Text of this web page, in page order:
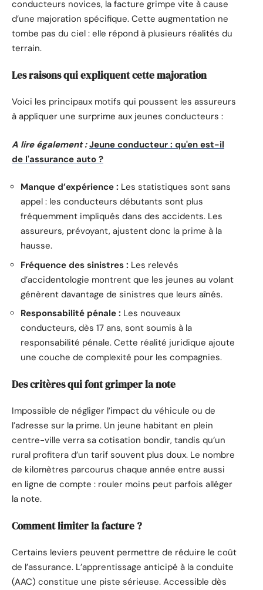
conducteurs novices, la facture grimpe vite à cause
d’une majoration spécifique. Cette augmentation ne
tombe pas du ciel : elle répond à plusieurs réalités du
terrain.
Les raisons qui expliquent cette majoration
Voici les principaux motifs qui poussent les assureurs
à appliquer une surprime aux jeunes conducteurs :
A lire également : Jeune conducteur : qu'en est-il
de l'assurance auto ?
Manque d’expérience : Les statistiques sont sans
appel : les conducteurs débutants sont plus
fréquemment impliqués dans des accidents. Les
assureurs, prévoyant, ajustent donc la prime à la
hausse.
Fréquence des sinistres : Les relevés
d’accidentologie montrent que les jeunes au volant
génèrent davantage de sinistres que leurs aînés.
Responsabilité pénale : Les nouveaux
conducteurs, dès 17 ans, sont soumis à la
responsabilité pénale. Cette réalité juridique ajoute
une couche de complexité pour les compagnies.
Des critères qui font grimper la note
Impossible de négliger l’impact du véhicule ou de
l’adresse sur la prime. Un jeune habitant en plein
centre-ville verra sa cotisation bondir, tandis qu’un
rural profitera d’un tarif souvent plus doux. Le nombre
de kilomètres parcourus chaque année entre aussi
en ligne de compte : rouler moins peut parfois alléger
la note.
Comment limiter la facture ?
Certains leviers peuvent permettre de réduire le coût
de l’assurance. L’apprentissage anticipé à la conduite
(AAC) constitue une piste sérieuse. Accessible dès